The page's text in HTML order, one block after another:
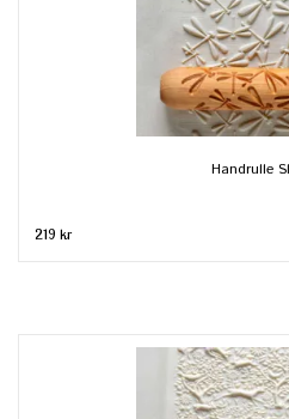
Handrulle
219 kr